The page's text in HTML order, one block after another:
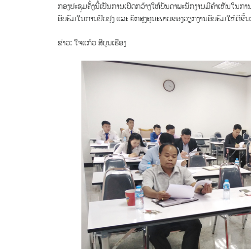
ກອງປະຊຸມຄັ້ງນີ້ເປັນການເປີດກວ້າງໃຫ້ບັນດາພະນັກງານມີຄຳເຫັນໃນ
ອົບຮົມໃນການປັບປຸງ ແລະ ຍົກສູງຄຸນະພາບຂອງວຽກງານອົບຮົມໃຫ້ດີຂຶ້ນ
ຂ່າວ: ໃຈແກ້ວ ສີບຸນເຮືອງ